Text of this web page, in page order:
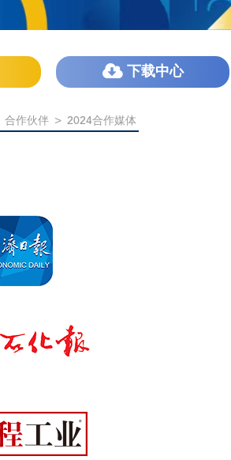
下载中心
合作伙伴 > 2024合作媒体